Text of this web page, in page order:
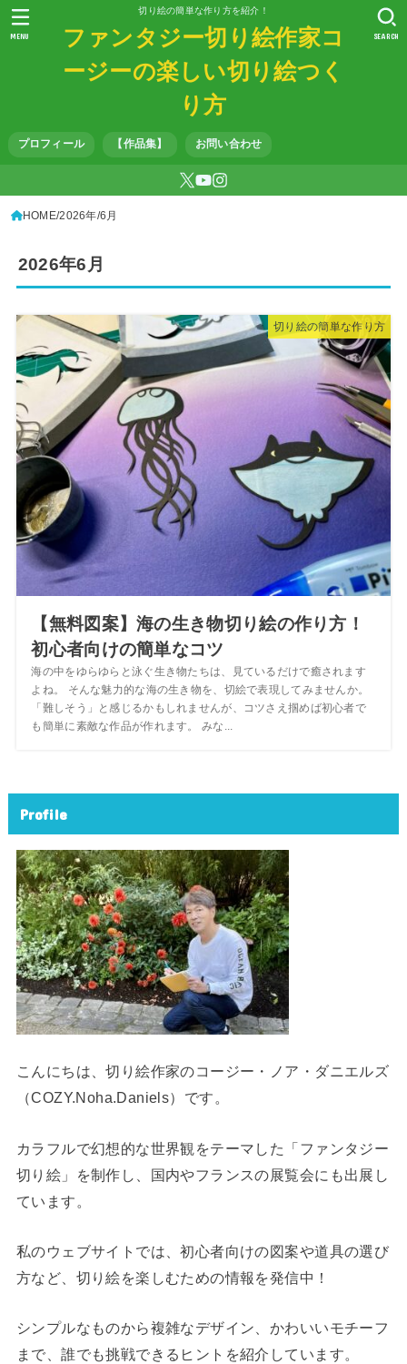
切り絵の簡単な作り方を紹介！
ファンタジー切り絵作家コ
ージーの楽しい切り絵つく
り方
プロフィール 【作品集】 お問い合わせ
SEARCH
MENU
HOME 2026年 6月
2026年6月
切り絵の簡単な作り方
【無料図案】海の生き物切り絵の作り方！
初心者向けの簡単なコツ
海の中をゆらゆらと泳ぐ生き物たちは、見ているだけで癒されます
よね。 そんな魅力的な海の生き物を、切絵で表現してみませんか。
「難しそう」と感じるかもしれませんが、コツさえ掴めば初心者で
も簡単に素敵な作品が作れます。 みな...
Profile
こんにちは、切り絵作家のコージー・ノア・ダニエルズ
（COZY.Noha.Daniels）です。
カラフルで幻想的な世界観をテーマした「ファンタジー
切り絵」を制作し、国内やフランスの展覧会にも出展し
ています。
私のウェブサイトでは、初心者向けの図案や道具の選び
方など、切り絵を楽しむための情報を発信中！
シンプルなものから複雑なデザイン、かわいいモチーフ
まで、誰でも挑戦できるヒントを紹介しています。